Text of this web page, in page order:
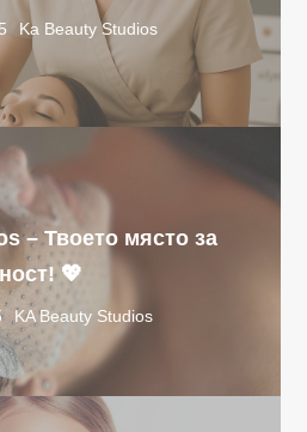
Ka Beauty Studios
– Твоето място за
💖
KA Beauty Studios